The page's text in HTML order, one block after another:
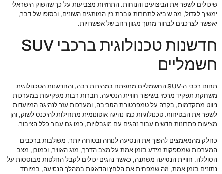
שיכולים לשפר את הביצועים והנוחות. התחזיות מצביעות על כך שהשוק הישראלי
ימשיך לגדול, מה שיביא לתחרות גוברת בין המותגים השונים, ובסופו של דבר,
יאפשר לצרכנים לבחור מתוך מגוון רחב של אפשרויות.
חדשנות טכנולוגית ברכבי SUV
חשמליים
תחום רכבי ה-SUV החשמליים מתפתח במהירות רבה, והחדשנות הטכנולוגית
משחקת תפקיד מרכזי בשיפור חוויית הנסיעה. חברות רבות משקיעות במערכות
ניווט מתקדמות, בקרה על טמפרטורת הסביבה, ומערכות עזר לנהיגה המיועדות
לשפר את הבטיחות. טכנולוגיות כמו נהיגה אוטונומית מתחילות להיכנס לשוק, והן
מציעות פתרונות חדשים עבור נהגים עם מוגבלויות, כמו גם עבור כלל הציבור.
כחלק מהמאמצים להפוך את הנסיעה לנוחה ובטוחה יותר, משולבות ברכבים
המערכות שמספקות מידע בזמן אמת על מצב הדרך, מזג האוויר, וכמובן, מצב
הסוללה. חוויית הנסיעה משתנה, כאשר נהגים יכולים לקבל החלטות מבוססות על
נתונים בזמן אמת, מה שמפחית את הלחץ והדאגות במהלך הנסיעה, במיוחד